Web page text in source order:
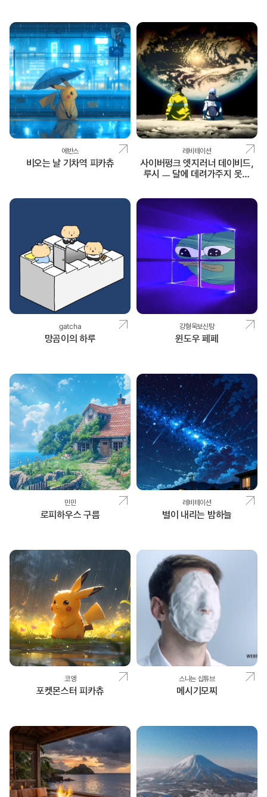
에반스
비오는 날 기차역 피카츄
레비테이션
사이버펑크 엣지러너 데이비드,
루시 ㅡ 달에 데려가주지 못해
gatcha
망곰이의 하루
강형욱보신탕
윈도우 페페
민민
로피하우스 구름
레비테이션
별이 내리는 밤하늘
코엥
포켓몬스터 피카츄
스나는 십튜브
메시기모찌